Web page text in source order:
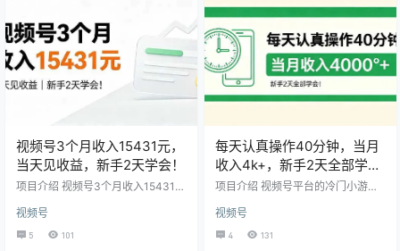
之类的内容，除非你有资格证书认
证才行。不然稍 微不注意，你说两
句直白的话，就容易违规。 …
视频号3个月收入15431元，
当天见收益，新手2天学会！
项目介绍 视频号3个月收入15431
视频号
5 101
每天认真操作40分钟，当月
收入4k+，新手2天全部学
会！
项目介绍 视频号平台的冷门小游戏
平台特定退出了小游戏挂播的任
务，经过授权备案之后，我们可以
利用特定Ai工具和软件，模仿真人开
视频号
4 131